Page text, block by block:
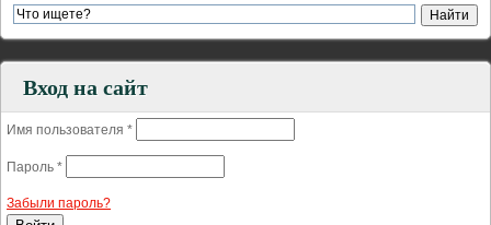
Вход на сайт
Имя пользователя *
Пароль *
Забыли пароль?